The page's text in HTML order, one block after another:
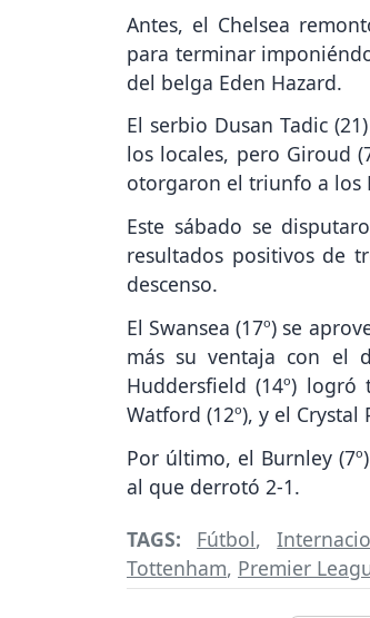
Antes, el Chelsea
para terminar
del belga Eden Hazard.
El serbio Dusan Tadic
los locales, pero Giroud
otorgaron el triunfo a los
Este sábado se
resultados positivos de
descenso.
El Swansea (17º) se
más su ventaja con el
Huddersfield (14º)
Watford (12º), y el
Por último, el Burnley
al que derrotó 2-1.
TAGS: Fútbol,
Tottenham, Premier